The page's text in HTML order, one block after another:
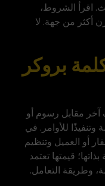
اقرأ الشروط،
أكثر من جهة. لا
بروكر
مقابل رسوم أو
للأوامر. في
أو العميل وتنظيم
قيمتها تعتمد
وطريقة التعامل.